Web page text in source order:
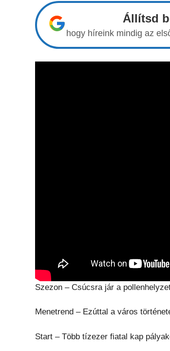
Állítsd
hogy híreink mindig az
Szezon – Csúcsra jár a
Menetrend – Ezúttal a város
Start – Több tízezer fiatal kap